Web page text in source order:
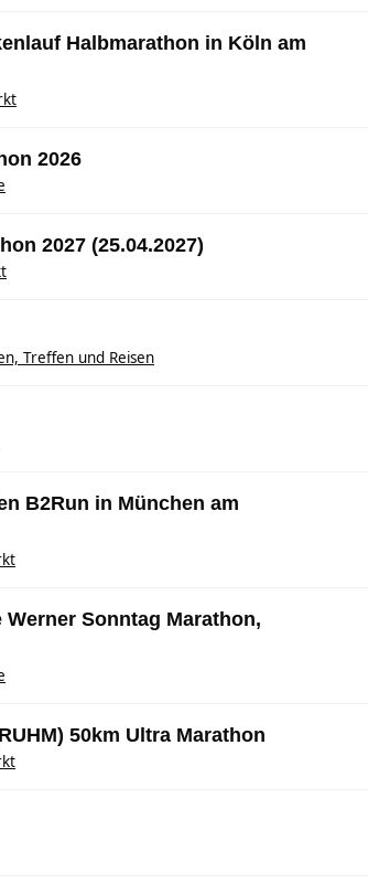
Halbmarathon in Köln am
2026
2027 (25.04.2027)
Treffen und Reisen
B2Run in München am
Sonntag Marathon,
50km Ultra Marathon